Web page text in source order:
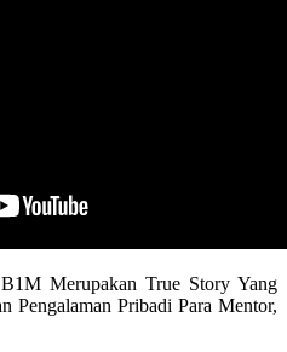
Merupakan True Story Yang
Pengalaman Pribadi Para Mentor,